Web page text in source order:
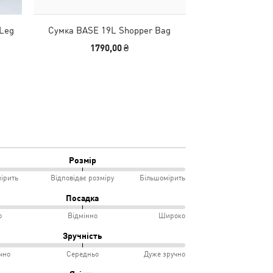
Сумка BASE 19L Shopper Bag
1790,00 ₴
Розмір
Відповідає розміру Більшомірить
Посадка
Відмінно Широко
Зручність
Середньо Дуже зручно